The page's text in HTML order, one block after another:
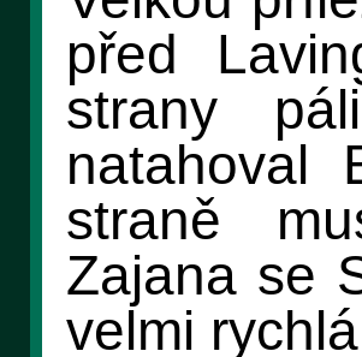
před
strany
natahoval
straně
Zajana se
velmi